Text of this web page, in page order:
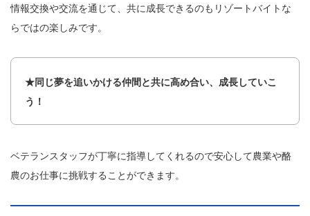
情報交換や交流を通じて、共に成長できるのもリゾートバイトな
らではの楽しみです。
★同じ夢を追いかける仲間と共に高め合い、成長していこ
う！
ベテランスタッフが丁寧に指導してくれるので安心して農業や酪
農のお仕事に挑戦することができます。